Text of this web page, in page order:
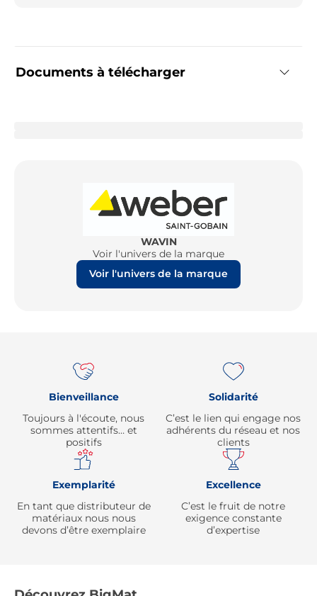
Documents à télécharger
WAVIN
Voir l'univers de la marque
Voir l'univers de la marque
Bienveillance
Toujours à l'écoute, nous
sommes attentifs… et
positifs
Solidarité
C’est le lien qui engage nos
adhérents du réseau et nos
clients
Exemplarité
En tant que distributeur de
matériaux nous nous
devons d’être exemplaire
Excellence
C’est le fruit de notre
exigence constante
d’expertise